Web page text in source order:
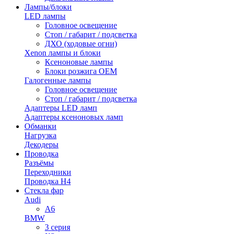
Лампы/блоки
LED лампы
Головное освещение
Стоп / габарит / подсветка
ДХО (ходовые огни)
Xenon лампы и блоки
Ксеноновые лампы
Блоки розжига OEM
Галогенные лампы
Головное освещение
Стоп / габарит / подсветка
Адаптеры LED ламп
Адаптеры ксеноновых ламп
Обманки
Нагрузка
Декодеры
Проводка
Разъёмы
Переходники
Проводка H4
Стекла фар
Audi
A6
BMW
3 серия